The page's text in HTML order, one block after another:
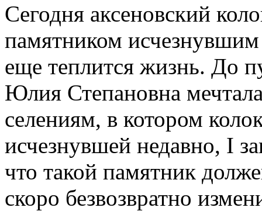
Сегодня аксеновский
памятником
еще теплится жизнь. До
Юлия Степановна
селениям, в котором
исчезнувшей недавно, I
что такой памятник
скоро безвозвратно